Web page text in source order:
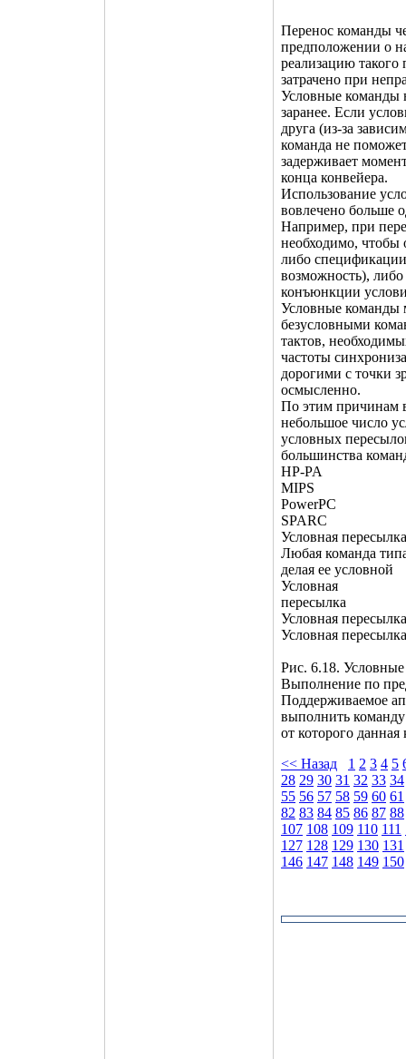
Перенос команды
предположении о
реализацию такого
затрачено при
Условные команды
заранее. Если
друга (из-за
команда не
задерживает
конца конвейера.
Использование
вовлечено больше
Например, при
необходимо, чтобы
либо спецификации
возможность),
конъюнкции
Условные команды
безусловными
тактов,
частоты
дорогими с точки
осмысленно.
По этим причинам
небольшое число
условных
большинства
HP-PA
MIPS
PowerPC
SPARC
Условная пересылка
Любая команда
делая ее условной
Условная
пересылка
Условная пересылка
Условная пересылка
Рис. 6.18.
Выполнение по
Поддерживаемое
выполнить
от которого данная
<< Назад
1 2 3 4 5
28 29 30 31 32 33 34
55 56 57 58 59 60 61
82 83 84 85 86 87 88
107 108 109 110 111
127 128 129 130 131
146 147 148 149 150